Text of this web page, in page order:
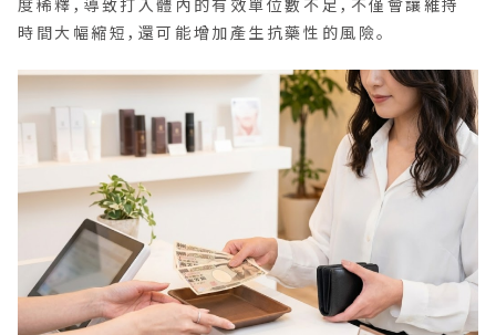
度稀釋，導致打入體內的有效單位數不足，不僅會讓維持
時間大幅縮短，還可能增加產生抗藥性的風險。